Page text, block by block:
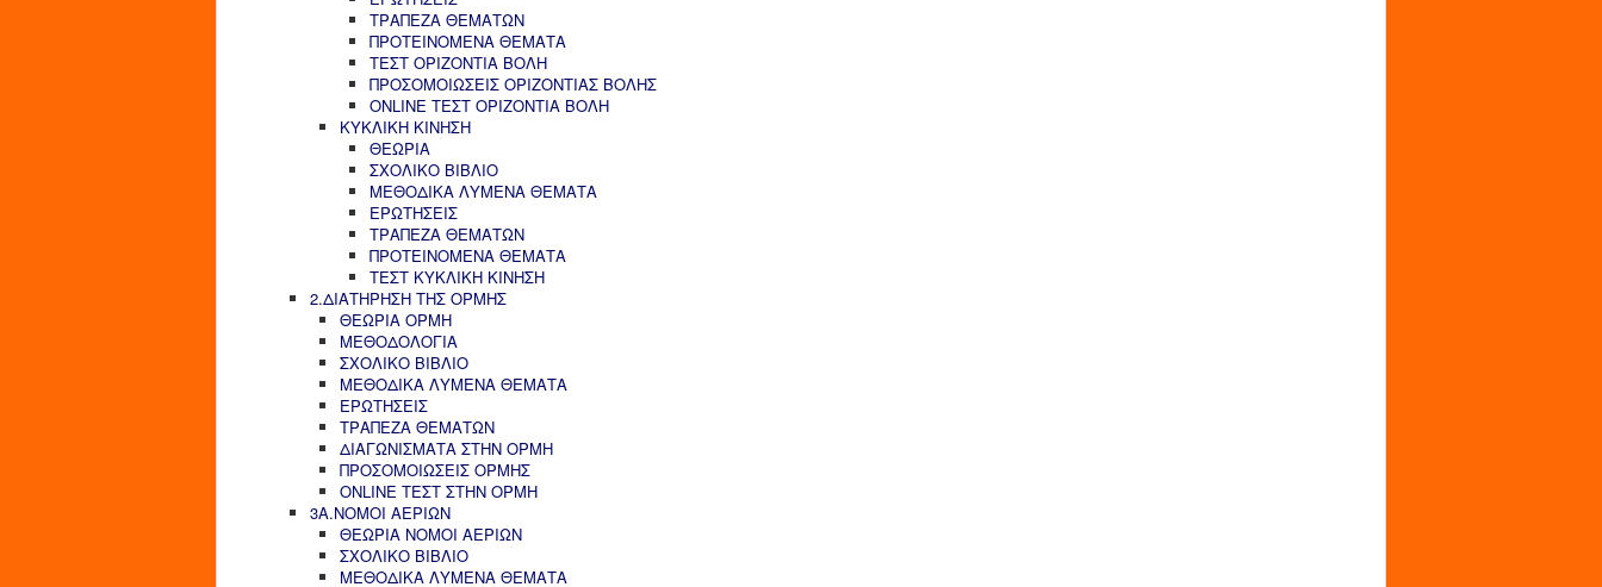
ΤΡΑΠΕΖΑ ΘΕΜΑΤΩΝ
ΠΡΟΤΕΙΝΟΜΕΝΑ ΘΕΜΑΤΑ
ΤΕΣΤ ΟΡΙΖΟΝΤΙΑ ΒΟΛΗ
ΠΡΟΣΟΜΟΙΩΣΕΙΣ ΟΡΙΖΟΝΤΙΑΣ ΒΟΛΗΣ
ONLINE ΤΕΣΤ ΟΡΙΖΟΝΤΙΑ ΒΟΛΗ
ΚΥΚΛΙΚΗ ΚΙΝΗΣΗ
ΘΕΩΡΙΑ
ΣΧΟΛΙΚΟ ΒΙΒΛΙΟ
ΜΕΘΟΔΙΚΑ ΛΥΜΕΝΑ ΘΕΜΑΤΑ
ΕΡΩΤΗΣΕΙΣ
ΤΡΑΠΕΖΑ ΘΕΜΑΤΩΝ
ΠΡΟΤΕΙΝΟΜΕΝΑ ΘΕΜΑΤΑ
ΤΕΣΤ ΚΥΚΛΙΚΗ ΚΙΝΗΣΗ
2.ΔΙΑΤΗΡΗΣΗ ΤΗΣ ΟΡΜΗΣ
ΘΕΩΡΙΑ ΟΡΜΗ
ΜΕΘΟΔΟΛΟΓΙΑ
ΣΧΟΛΙΚΟ ΒΙΒΛΙΟ
ΜΕΘΟΔΙΚΑ ΛΥΜΕΝΑ ΘΕΜΑΤΑ
ΕΡΩΤΗΣΕΙΣ
ΤΡΑΠΕΖΑ ΘΕΜΑΤΩΝ
ΔΙΑΓΩΝΙΣΜΑΤΑ ΣΤΗΝ ΟΡΜΗ
ΠΡΟΣΟΜΟΙΩΣΕΙΣ ΟΡΜΗΣ
ONLINE ΤΕΣΤ ΣΤΗΝ ΟΡΜΗ
3Α.ΝΟΜΟΙ ΑΕΡΙΩΝ
ΘΕΩΡΙΑ ΝΟΜΟΙ ΑΕΡΙΩΝ
ΣΧΟΛΙΚΟ ΒΙΒΛΙΟ
ΜΕΘΟΔΙΚΑ ΛΥΜΕΝΑ ΘΕΜΑΤΑ